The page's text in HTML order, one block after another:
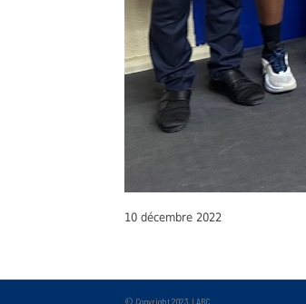
10 décembre 2022
© Copyright 2023, LABC